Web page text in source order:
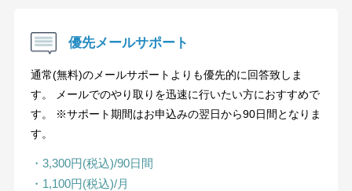
優先メールサポート
通常(無料)のメールサポートよりも優先的に回答致しま
す。 メールでのやり取りを迅速に行いたい方におすすめで
す。 ※サポート期間はお申込みの翌日から90日間となりま
す。
・3,300円(税込)/90日間
・1,100円(税込)/月